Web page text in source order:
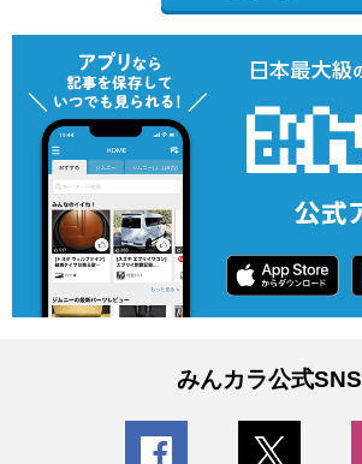
みんカラ公式SNS